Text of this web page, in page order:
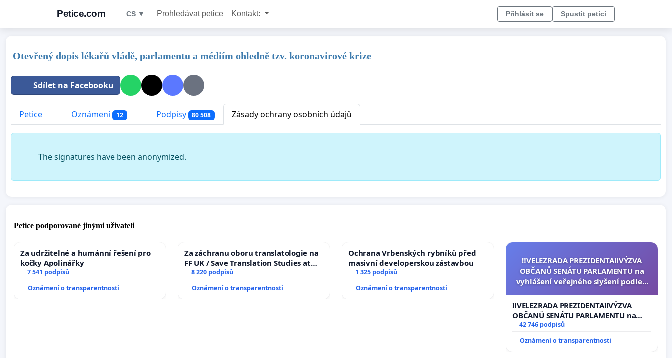
Petice.com CS ▼ Prohledávat petice Kontakt: Přihlásit se Spustit petici
Otevřený dopis lékařů vládě, parlamentu a médiím ohledně tzv. koronavirové krize
Sdílet na Facebooku
Petice Oznámení 12 Podpisy 80 508 Zásady ochrany osobních údajů
The signatures have been anonymized.
Petice podporované jinými uživateli
Za udržitelné a humánní řešení pro
kočky Apolinářky
7 541 podpisů
Oznámení o transparentnosti
Za záchranu oboru translatologie na
FF UK / Save Translation Studies at
the Faculty of Arts, Charles
8 220 podpisů
Oznámení o transparentnosti
Ochrana Vrbenských rybníků před
masivní developerskou zástavbou
1 325 podpisů
Oznámení o transparentnosti
‼️VELEZRADA PREZIDENTA‼️VÝZVA
OBČANŮ SENÁTU PARLAMENTU na
vyhlášení veřejného slyšení podle §
na přijetí usnesení k podání ústavní
žaloby na prezidenta republiky
‼️VELEZRADA PREZIDENTA‼️VÝZVA
OBČANŮ SENÁTU PARLAMENTU na
vyhlášení veřejného slyšení podle §
na přijetí usnesení k podání ústavní
42 746 podpisů
Oznámení o transparentnosti